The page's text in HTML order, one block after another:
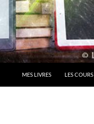
MES LIVRES LES COURS